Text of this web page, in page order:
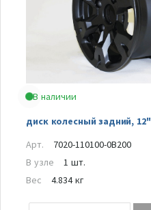
В наличии
диск колесный задний, 12"
Арт.
7020-110100-0B200
В узле
1 шт.
Вес
4.834 кг